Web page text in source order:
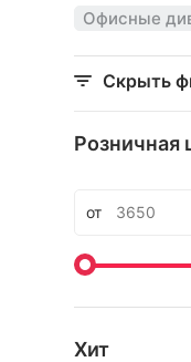
Офисные
Скрыть
Розничная
от
Хит